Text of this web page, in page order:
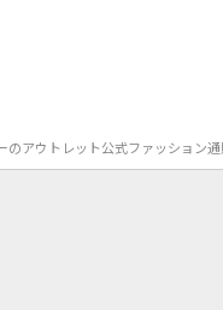
アウトレット公式ファッショ